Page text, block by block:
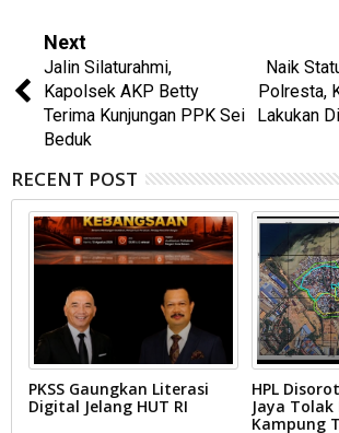
Next
Jalin Silaturahmi,
Kapolsek AKP Betty
Terima Kunjungan PPK Sei
Beduk
Naik
Polresta,
Lakukan
RECENT POST
PKSS Gaungkan Literasi
Digital Jelang HUT RI
HPL
Jaya Tolak
Kampung